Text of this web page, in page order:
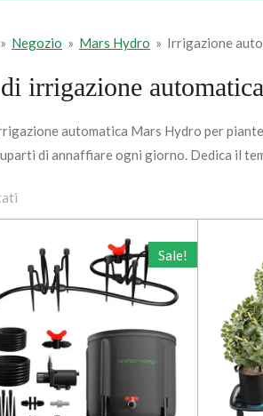
» Negozio » Mars Hydro » Irrigazione
irrigazione
automatica Mars Hydro per
di annaffiare ogni giorno. Dedica il
Sale!